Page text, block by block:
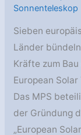
Sonnenteleskop
Sieben
Länder
Kräfte zum
European Solar
Das MPS
der Gründung
„European